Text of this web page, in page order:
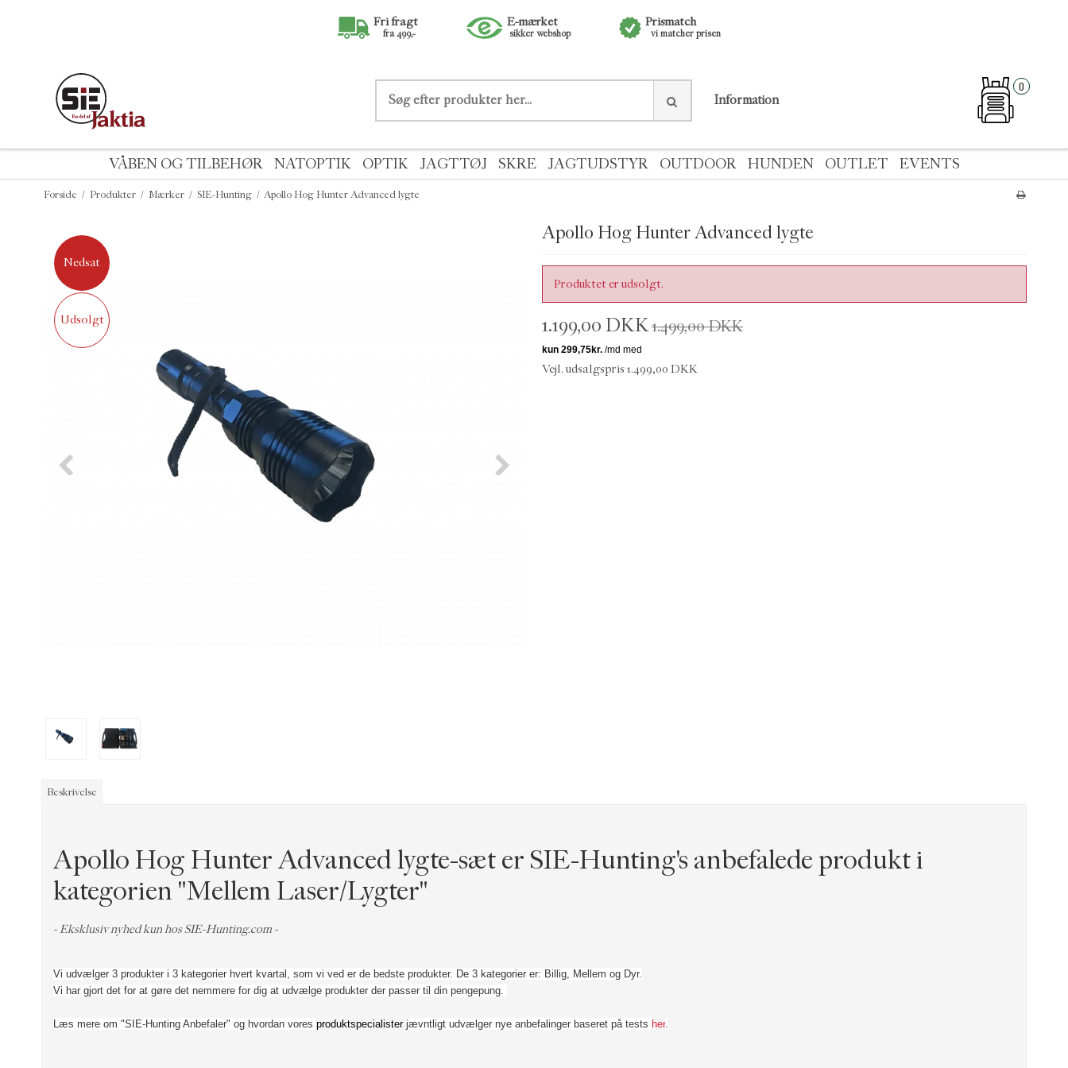
Fri fragt
fra 499,-
E-mærket
sikker webshop
Prismatch
vi matcher prisen
Information
0
VÅBEN OG TILBEHØR NATOPTIK OPTIK JAGTTØJ SKRE JAGTUDSTYR OUTDOOR HUNDEN OUTLET EVENTS
Forside / Produkter / Mærker / SIE-Hunting / Apollo Hog Hunter Advanced lygte
Nedsat
Udsolgt
Apollo Hog Hunter Advanced lygte
Produktet er udsolgt.
1.199,00 DKK1.499,00 DKK
Vejl. udsalgspris 1.499,00 DKK
Beskrivelse
Apollo Hog Hunter Advanced lygte-sæt er SIE-Hunting's anbefalede produkt i
kategorien "Mellem Laser/Lygter"
- Eksklusiv nyhed kun hos SIE-Hunting.com -
Vi udvælger 3 produkter i 3 kategorier hvert kvartal, som vi ved er de bedste produkter. De 3 kategorier er: Billig, Mellem og Dyr.
Vi har gjort det for at gøre det nemmere for dig at udvælge produkter der passer til din pengepung.
Læs mere om "SIE-Hunting Anbefaler" og hvordan vores produktspecialister jævntligt udvælger nye anbefalinger baseret på tests her